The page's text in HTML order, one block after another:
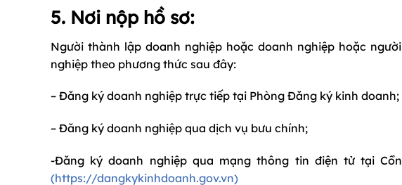
5. Nơi nộp hồ sơ:
Người thành lập doanh nghiệp hoặc doanh nghiệp hoặc
nghiệp theo phương thức sau đây:
– Đăng ký doanh nghiệp trực tiếp tại Phòng Đăng ký kinh doanh;
– Đăng ký doanh nghiệp qua dịch vụ bưu chính;
-Đăng ký doanh nghiệp qua mạng thông tin điện tử tại
(https://dangkykinhdoanh.gov.vn)